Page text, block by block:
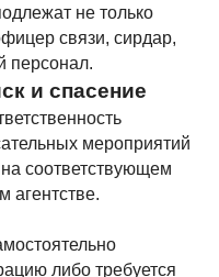
не только
связи, сирдар,
персонал.
и спасение
мероприятий
соответствующем
агентстве.
либо требуется